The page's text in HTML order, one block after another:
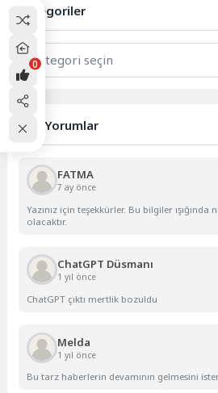
planlıyor. Ticaret...
Kategoriler
Kategoriler
Son Yorumlar
FATMA
7 ay önce
Yazınız için teşekkürler. Bu bilgiler
olacaktır.
ChatGPT Düsmanı
1 yıl önce
ChatGPT çıktı mertlik bozuldu
Melda
1 yıl önce
Bu tarz haberlerin devamının gelmesini
0